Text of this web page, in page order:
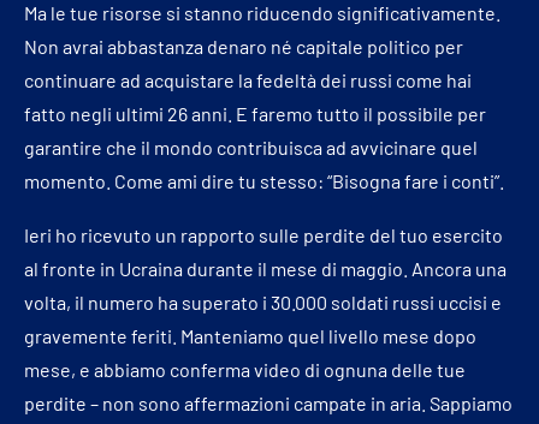
Ma le tue risorse si stanno riducendo significativamente.
Non avrai abbastanza denaro né capitale politico per
continuare ad acquistare la fedeltà dei russi come hai
fatto negli ultimi 26 anni. E faremo tutto il possibile per
garantire che il mondo contribuisca ad avvicinare quel
momento. Come ami dire tu stesso: “Bisogna fare i conti”.
Ieri ho ricevuto un rapporto sulle perdite del tuo esercito
al fronte in Ucraina durante il mese di maggio. Ancora una
volta, il numero ha superato i 30.000 soldati russi uccisi e
gravemente feriti. Manteniamo quel livello mese dopo
mese, e abbiamo conferma video di ognuna delle tue
perdite – non sono affermazioni campate in aria. Sappiamo